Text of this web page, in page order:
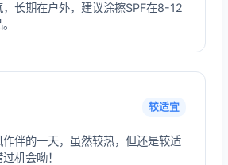
，长期在户外，建议涂擦SPF在8-12
较适宜
伴的一天，虽然较热，但还是较适
机会呦！